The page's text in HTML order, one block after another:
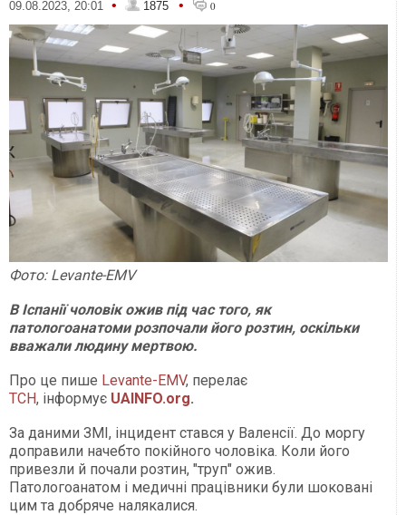
09.08.2023, 20:01 • 1875 • 0
Фото: Levante-EMV
В Іспанії чоловік ожив під час того, як
патологоанатоми розпочали його розтин, оскільки
вважали людину мертвою.
Про це пише Levante-EMV, перелає
ТСН, інформує UAINFO.org.
За даними ЗМІ, інцидент стався у Валенсії. До моргу
доправили начебто покійного чоловіка. Коли його
привезли й почали розтин, "труп" ожив.
Патологоанатом і медичні працівники були шоковані
цим та добряче налякалися.